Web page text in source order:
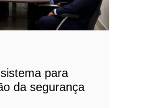
para
da segurança